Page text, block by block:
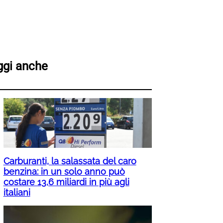
anche
Carburanti, la salassata del caro
benzina: in un solo anno può
costare 13,6 miliardi in più agli
italiani